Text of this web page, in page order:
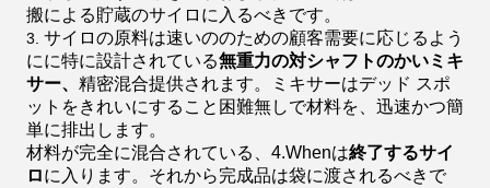
搬による貯蔵のサイロに入るべきです。
3. サイロの原料は速いののための顧客需要に応じるよう
にに特に設計されている無重力の対シャフトのかいミキ
サー、 精密混合提供されます。ミキサーはデッド スポ
ットをきれいにすること困難無しで材料を、迅速かつ簡
単に排出します。
材料が完全に混合されている、4.Whenは終了するサイ
ロに入ります。それから完成品は袋に渡されるべきで